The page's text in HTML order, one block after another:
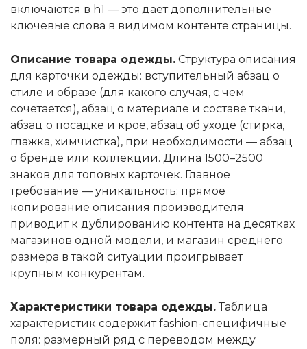
включаются в h1 — это даёт дополнительные
ключевые слова в видимом контенте страницы.
Описание товара одежды. Структура описания
для карточки одежды: вступительный абзац о
стиле и образе (для какого случая, с чем
сочетается), абзац о материале и составе ткани,
абзац о посадке и крое, абзац об уходе (стирка,
глажка, химчистка), при необходимости — абзац
о бренде или коллекции. Длина 1500–2500
знаков для топовых карточек. Главное
требование — уникальность: прямое
копирование описания производителя
приводит к дублированию контента на десятках
магазинов одной модели, и магазин среднего
размера в такой ситуации проигрывает
крупным конкурентам.
Характеристики товара одежды.Таблица
характеристик содержит fashion-специфичные
поля: размерный ряд с переводом между